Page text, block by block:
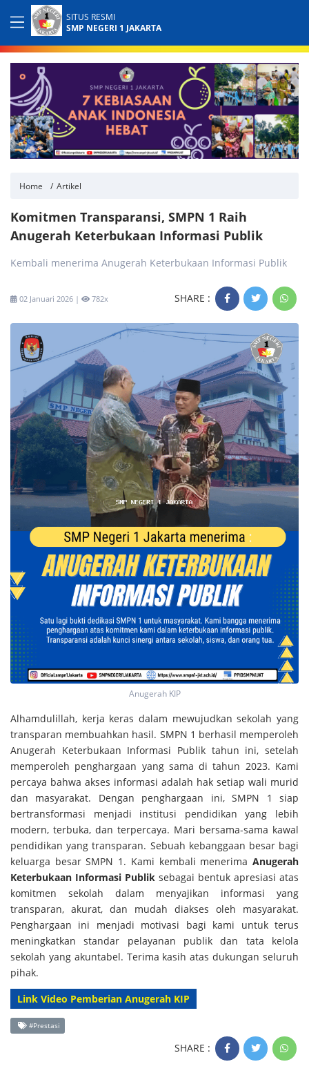
SITUS RESMI
SMP NEGERI 1 JAKARTA
Home Artikel
Komitmen Transparansi, SMPN 1 Raih
Anugerah Keterbukaan Informasi Publik
Kembali menerima Anugerah Keterbukaan Informasi Publik
02 Januari 2026 | 782x SHARE :
Anugerah KIP
Alhamdulillah, kerja keras dalam mewujudkan sekolah yang
transparan membuahkan hasil. SMPN 1 berhasil memperoleh
Anugerah Keterbukaan Informasi Publik tahun ini, setelah
memperoleh penghargaan yang sama di tahun 2023. Kami
percaya bahwa akses informasi adalah hak setiap wali murid
dan masyarakat. Dengan penghargaan ini, SMPN 1 siap
bertransformasi menjadi institusi pendidikan yang lebih
modern, terbuka, dan terpercaya. Mari bersama-sama kawal
pendidikan yang transparan. Sebuah kebanggaan besar bagi
keluarga besar SMPN 1. Kami kembali menerima Anugerah
Keterbukaan Informasi Publik sebagai bentuk apresiasi atas
komitmen sekolah dalam menyajikan informasi yang
transparan, akurat, dan mudah diakses oleh masyarakat.
Penghargaan ini menjadi motivasi bagi kami untuk terus
meningkatkan standar pelayanan publik dan tata kelola
sekolah yang akuntabel. Terima kasih atas dukungan seluruh
pihak.
Link Video Pemberian Anugerah KIP
#Prestasi
SHARE :